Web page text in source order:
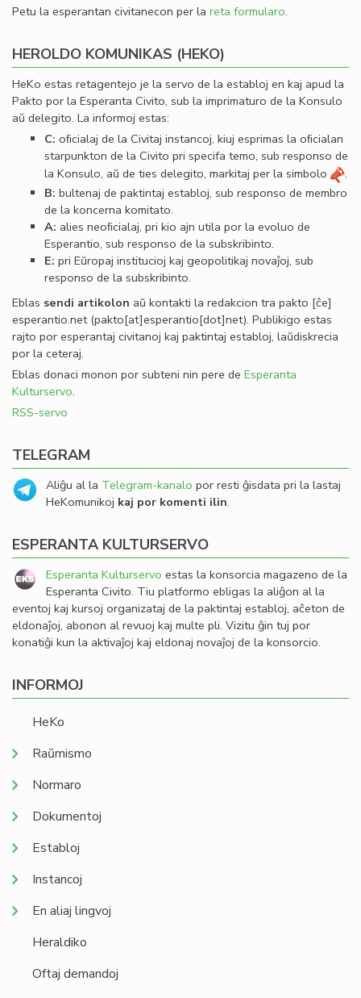
Petu la esperantan civitanecon per la reta formularo.
HEROLDO KOMUNIKAS (HEKO)
HeKo estas retagentejo je la servo de la establoj en kaj apud la
Pakto por la Esperanta Civito, sub la imprimaturo de la Konsulo
aŭ delegito. La informoj estas:
C: oﬁcialaj de la Civitaj instancoj, kiuj esprimas la oﬁcialan
starpunkton de la Civito pri specifa temo, sub responso de
la Konsulo, aŭ de ties delegito, markitaj per la simbolo
.
B: bultenaj de paktintaj establoj, sub responso de membro
de la koncerna komitato.
A: alies neoﬁcialaj, pri kio ajn utila por la evoluo de
Esperantio, sub responso de la subskribinto.
E: pri Eŭropaj institucioj kaj geopolitikaj novaĵoj, sub
responso de la subskribinto.
Eblas sendi artikolon aŭ kontakti la redakcion tra pakto [ĉe]
esperantio.net(pakto[at]esperantio[dot]net). Publikigo estas
rajto por esperantaj civitanoj kaj paktintaj establoj, laŭdiskrecia
por la ceteraj.
Eblas donaci monon por subteni nin pere de Esperanta
Kulturservo.
RSS-servo
TELEGRAM
Aliĝu al la Telegram-kanalo por resti ĝisdata pri la lastaj
HeKomunikoj kaj por komenti ilin.
ESPERANTA KULTURSERVO
Esperanta Kulturservo estas la konsorcia magazeno de la
Esperanta Civito. Tiu platformo ebligas la aliĝon al la
eventoj kaj kursoj organizataj de la paktintaj establoj, aĉeton de
eldonaĵoj, abonon al revuoj kaj multe pli. Vizitu ĝin tuj por
konatiĝi kun la aktivaĵoj kaj eldonaj novaĵoj de la konsorcio.
INFORMOJ
HeKo
Raŭmismo
Normaro
Dokumentoj
Establoj
Instancoj
En aliaj lingvoj
Heraldiko
Oftaj demandoj